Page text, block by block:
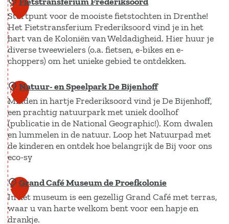
e
i
C
h
u
s
M
a
r
i
a
n
n
e
D
e
W
e
r
k
h
o
r
s
t
C
a
f
e
r
e
s
t
a
u
r
a
n
t
D
e
8
Startpunt voor de mooiste fietstochten in Drenthe!
Het Fietstransferium Frederiksoord vind je in het
hart van de Koloniën van Weldadigheid. Hier huur je
diverse tweewielers (o.a. fietsen, e-bikes en e-
choppers) om het unieke gebied te ontdekken.
F
i
e
t
s
t
r
a
n
s
9 Natuur- en Speelpark De Bijenhoff
Midden in hartje Frederiksoord vind je De Bijenhoff,
een prachtig natuurpark met uniek doolhof
(publicatie in de National Geographic!). Kom dwalen
en lummelen in de natuur. Loop het Natuurpad met
de kinderen en ontdek hoe belangrijk de Bij voor ons
eco-sy
N
a
t
1
0
Grand Café Museum de Proefkolonie
In het museum is een gezellig Grand Café met terras,
waar u van harte welkom bent voor een hapje en
drankje.